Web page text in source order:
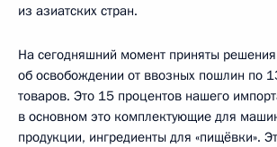
из азиатских стран.
На сегодняшний момент приняты решения
об освобождении от ввозных пошлин по
товаров. Это 15 процентов нашего
в основном это комплектующие для
продукции, ингредиенты для «пищёвки».